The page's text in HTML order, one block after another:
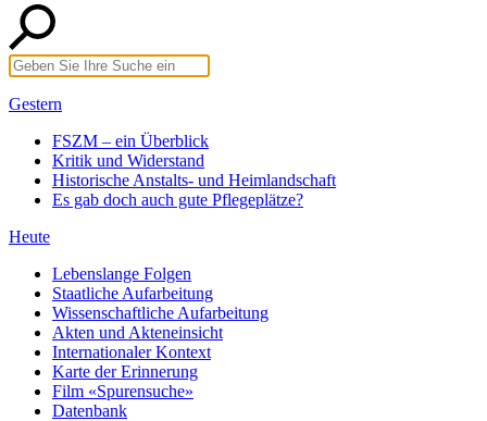
Gestern
FSZM – ein Überblick
Kritik und Widerstand
Historische Anstalts- und Heimlandschaft
Es gab doch auch gute Pflegeplätze?
Heute
Lebenslange Folgen
Staatliche Aufarbeitung
Wissenschaftliche Aufarbeitung
Akten und Akteneinsicht
Internationaler Kontext
Karte der Erinnerung
Film «Spurensuche»
Datenbank